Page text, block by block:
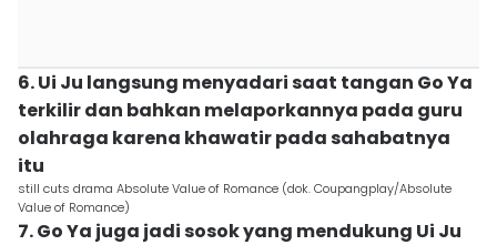
6. Ui Ju langsung menyadari saat tangan Go Ya
terkilir dan bahkan melaporkannya pada guru
olahraga karena khawatir pada sahabatnya
itu
still cuts drama Absolute Value of Romance (dok. Coupangplay/Absolute
Value of Romance)
7. Go Ya juga jadi sosok yang mendukung Ui Ju